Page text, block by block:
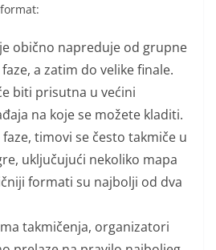
obično napreduje od grupne
a zatim do velike finale.
biti prisutna u većini
na koje se možete kladiti.
timovi se često takmiče u
uključujući nekoliko mapa
formati su najbolji od dva
takmičenja, organizatori